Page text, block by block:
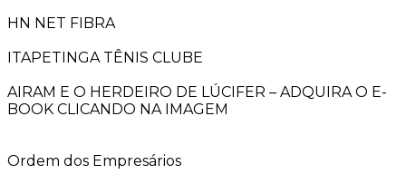
HN NET FIBRA
ITAPETINGA TÊNIS CLUBE
AIRAM E O HERDEIRO DE LÚCIFER – ADQUIRA O E-
BOOK CLICANDO NA IMAGEM
Ordem dos Empresários